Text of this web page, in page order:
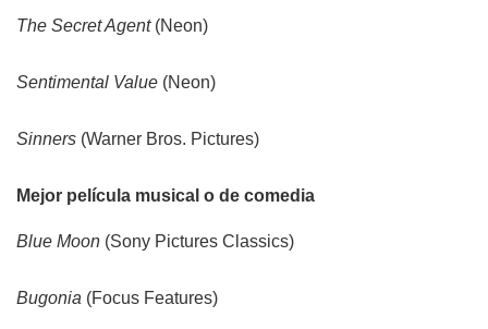
The Secret Agent (Neon)
Sentimental Value (Neon)
Sinners (Warner Bros. Pictures)
Mejor película musical o de comedia
Blue Moon (Sony Pictures Classics)
Bugonia (Focus Features)